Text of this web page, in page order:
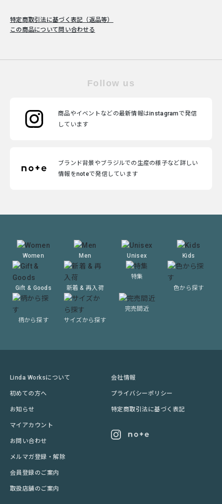
特定商取引法に基づく表記（返品等）
この商品について問い合わせる
Follow us
商品やイベントなどの最新情報はinstagramで発信
しています
ブランド背景やブラジルでの生産の様子など詳しい
情報をnoteで発信しています
Women Men Unisex Kids
Gift & Goods 新着 & 再入荷
特集
色から探す
柄から探す サイズから探す
完売間近
Linda Worksについて
初めての方へ
お知らせ
マイアカウント
お問い合わせ
メルマガ登録・解除
会員登録のご案内
取扱店舗のご案内
会社情報
プライバシーポリシー
特定商取引法に基づく表記